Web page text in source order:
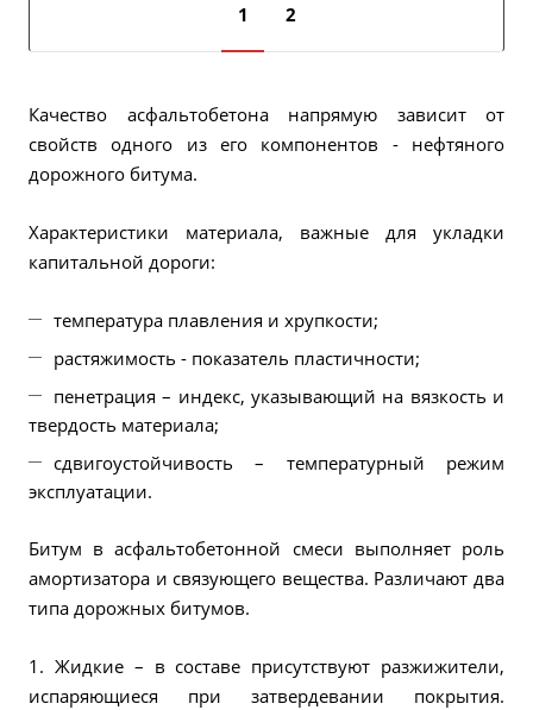
1 2
Качество асфальтобетона напрямую зависит от
свойств одного из его компонентов - нефтяного
дорожного битума.
Характеристики материала, важные для укладки
капитальной дороги:
температура плавления и хрупкости;
растяжимость - показатель пластичности;
пенетрация – индекс, указывающий на вязкость и
твердость материала;
сдвигоустойчивость – температурный режим
эксплуатации.
Битум в асфальтобетонной смеси выполняет роль
амортизатора и связующего вещества. Различают два
типа дорожных битумов.
1. Жидкие – в составе присутствуют разжижители,
испаряющиеся при затвердевании покрытия.